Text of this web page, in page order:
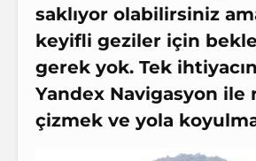
saklıyor olabilirsiniz
keyifli geziler için
gerek yok. Tek
Yandex Navigasyon ile
çizmek ve yola